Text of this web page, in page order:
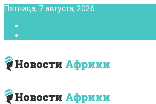
Пятница, 7 августа, 2026